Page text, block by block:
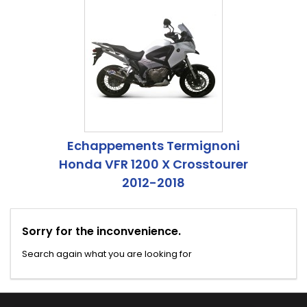
Echappements Termignoni
Honda VFR 1200 X Crosstourer
2012-2018
Sorry for the inconvenience.
Search again what you are looking for